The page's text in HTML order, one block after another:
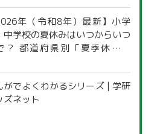
年（令和8年）最新】小学
中学校の夏休みはいつからいつ
？ 都道府県別「夏季休暇一
がでよくわかるシリーズ | 学研
ズネット